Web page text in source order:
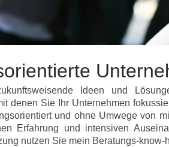
Ideen und
denen Sie Ihr Unternehmen
und ohne Umwege von
Erfahrung und intensiven
nutzen Sie mein Beratungs-